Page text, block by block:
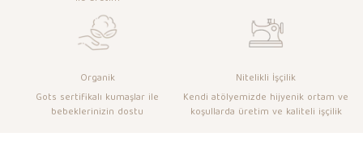
Organik
Gots sertifikalı kumaşlar ile
bebeklerinizin dostu
Nitelikli İşçilik
Kendi atölyemizde hijyenik ortam ve
koşullarda üretim ve kaliteli işçilik